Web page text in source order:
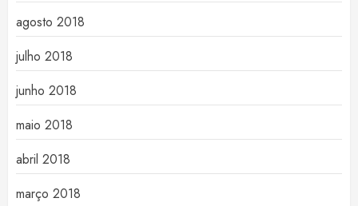
agosto 2018
julho 2018
junho 2018
maio 2018
abril 2018
março 2018